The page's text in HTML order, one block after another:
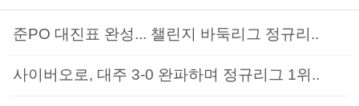
준PO 대진표 완성... 챌린지 바둑리그 정규리..
사이버오로, 대주 3-0 완파하며 정규리그 1위..